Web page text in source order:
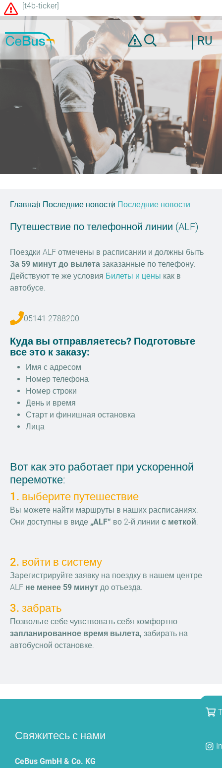
[t4b-ticker]
RU
Главная Последние новости Последние новости
Путешествие по телефонной линии (ALF)
Поездки ALF отмечены в расписании и должны быть
За 59 минут до вылета заказанные по телефону.
Действуют те же условия Билеты и цены как в
автобусе.
05141 2788200
Куда вы отправляетесь? Подготовьте
все это к заказу:
Имя с адресом
Номер телефона
Номер строки
День и время
Старт и финишная остановка
Лица
Вот как это работает при ускоренной
перемотке:
1. выберите путешествие
Вы можете найти маршруты в наших расписаниях.
Они доступны в виде „ALF“ во 2-й линии с меткой.
2. войти в систему
Зарегистрируйте заявку на поездку в нашем центре
ALF не менее 59 минут до отъезда.
3. забрать
Позвольте себе чувствовать себя комфортно
запланированное время вылета, забирать на
автобусной остановке.
Свяжитесь с нами
CeBus GmbH & Co. KG